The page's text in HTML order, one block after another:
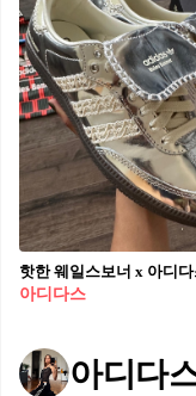
핫한 웨일스보너 x 아디다
아디다스
아디다